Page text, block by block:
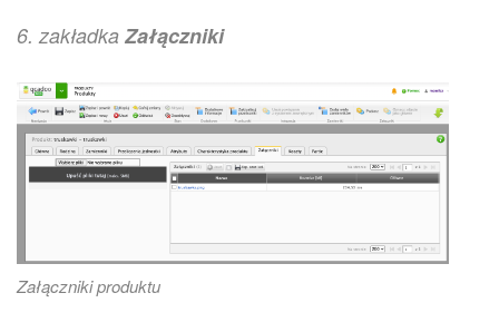
6. zakładka Załączniki
Załączniki produktu